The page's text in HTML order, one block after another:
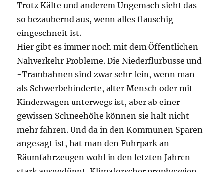
Trotz Kälte und anderem Ungemach sieht das
so bezaubernd aus, wenn alles flauschig
eingeschneit ist.
Hier gibt es immer noch mit dem Öffentlichen
Nahverkehr Probleme. Die Niederflurbusse und
-Trambahnen sind zwar sehr fein, wenn man
als Schwerbehinderte, alter Mensch oder mit
Kinderwagen unterwegs ist, aber ab einer
gewissen Schneehöhe können sie halt nicht
mehr fahren. Und da in den Kommunen Sparen
angesagt ist, hat man den Fuhrpark an
Räumfahrzeugen wohl in den letzten Jahren